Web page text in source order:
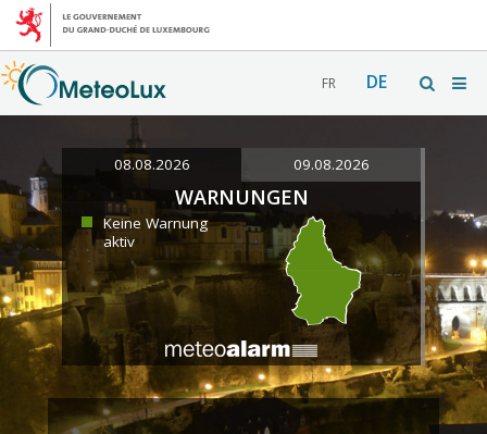
FR DE
08.08.2026 09.08.2026
WARNUNGEN
Keine Warnung
aktiv